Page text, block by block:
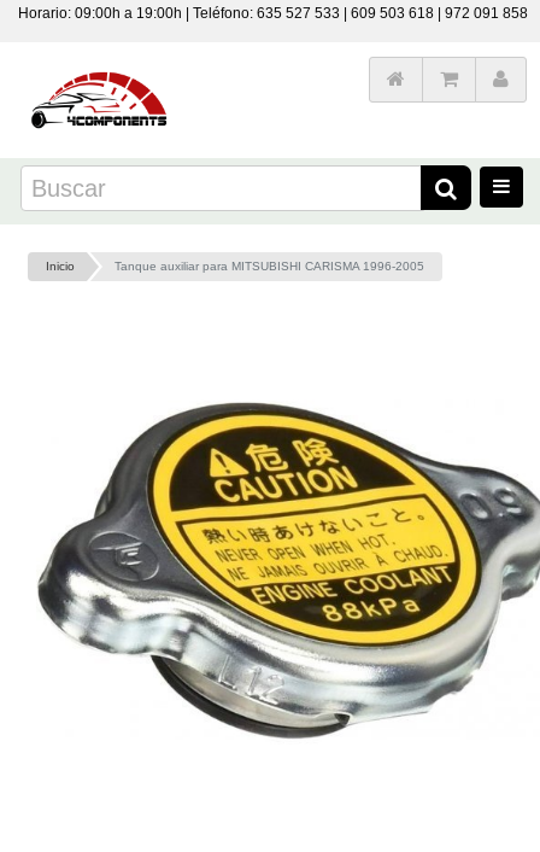
Horario: 09:00h a 19:00h | Teléfono: 635 527 533 | 609 503 618 | 972 091 858
Inicio Tanque auxiliar para MITSUBISHI CARISMA 1996-2005